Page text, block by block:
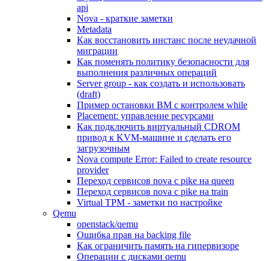
api
Nova - краткие заметки
Metadata
Как восстановить инстанс после неудачной
миграции
Как поменять политику безопасности для
выполнения различных операций
Server group - как создать и использовать
(draft)
Пример остановки ВМ с контролем while
Placement: управление ресурсами
Как подключить виртуальный CDROM
привод к KVM-машине и сделать его
загрузочным
Nova compute Error: Failed to create resource
provider
Переход сервисов nova с pike на queen
Переход сервисов nova с pike на train
Virtual TPM - заметки по настройке
Qemu
openstack/qemu
Ошибка прав на backing file
Как ограничить память на гипервизоре
Операции с дисками qemu